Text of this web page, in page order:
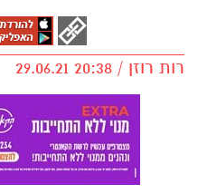
רות רוזן / 20:38 29.06.21